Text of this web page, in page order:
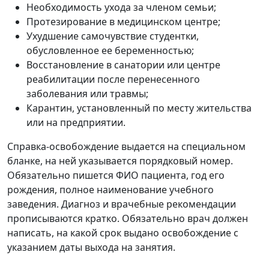
Необходимость ухода за членом семьи;
Протезирование в медицинском центре;
Ухудшение самочувствие студентки,
обусловленное ее беременностью;
Восстановление в санатории или центре
реабилитации после перенесенного
заболевания или травмы;
Карантин, установленный по месту жительства
или на предприятии.
Справка-освобождение выдается на специальном
бланке, на ней указывается порядковый номер.
Обязательно пишется ФИО пациента, год его
рождения, полное наименование учебного
заведения. Диагноз и врачебные рекомендации
прописываются кратко. Обязательно врач должен
написать, на какой срок выдано освобождение с
указанием даты выхода на занятия.